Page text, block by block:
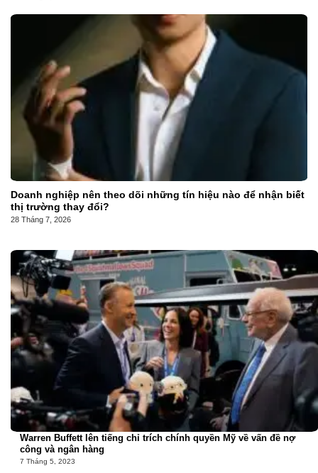
Doanh nghiệp nên theo dõi những tín hiệu nào để nhận biết
thị trường thay đổi?
28 Tháng 7, 2026
Warren Buffett lên tiếng chỉ trích chính quyền Mỹ về vấn đề nợ
công và ngân hàng
7 Tháng 5, 2023